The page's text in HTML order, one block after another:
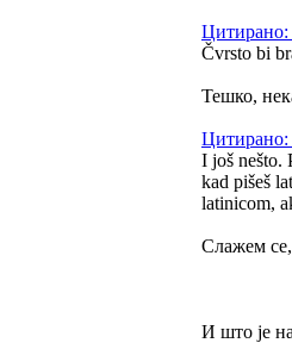
Цитирано:
Čvrsto bi
Тешко,
Цитирано:
I još nešto.
kad pišeš
latinicom,
Слажем
И што је